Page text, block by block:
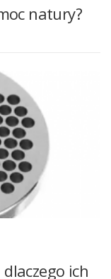
natury?
ich